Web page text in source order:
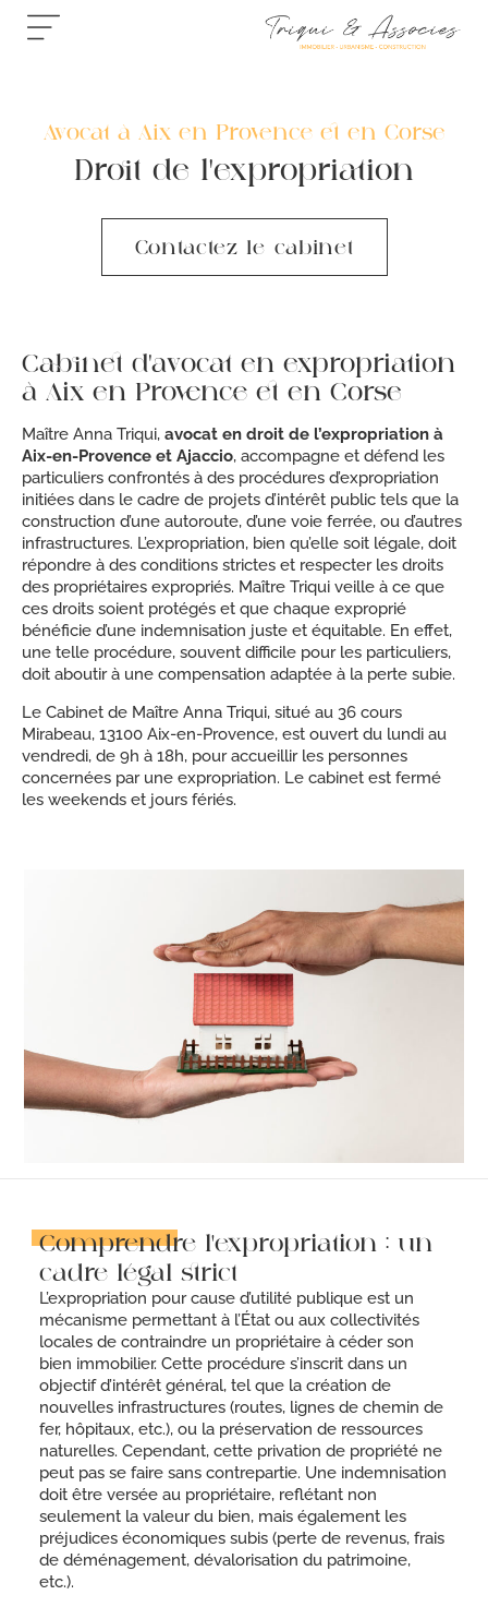
Avocat à Aix-en-Provence et en Corse
Droit de l'expropriation
Contactez le cabinet
Cabinet d’avocat en expropriation
à Aix-en-Provence et en Corse
Maître Anna Triqui, avocat en droit de l’expropriation à
Aix-en-Provence et Ajaccio, accompagne et défend les
particuliers confrontés à des procédures d’expropriation
initiées dans le cadre de projets d’intérêt public tels que la
construction d’une autoroute, d’une voie ferrée, ou d’autres
infrastructures. L’expropriation, bien qu’elle soit légale, doit
répondre à des conditions strictes et respecter les droits
des propriétaires expropriés. Maître Triqui veille à ce que
ces droits soient protégés et que chaque exproprié
bénéficie d’une indemnisation juste et équitable. En effet,
une telle procédure, souvent difficile pour les particuliers,
doit aboutir à une compensation adaptée à la perte subie.
Le Cabinet de Maître Anna Triqui, situé au 36 cours
Mirabeau, 13100 Aix-en-Provence, est ouvert du lundi au
vendredi, de 9h à 18h, pour accueillir les personnes
concernées par une expropriation. Le cabinet est fermé
les weekends et jours fériés.
Comprendre l'expropriation : un
cadre légal strict
L’expropriation pour cause d’utilité publique est un
mécanisme permettant à l’État ou aux collectivités
locales de contraindre un propriétaire à céder son
bien immobilier. Cette procédure s’inscrit dans un
objectif d’intérêt général, tel que la création de
nouvelles infrastructures (routes, lignes de chemin de
fer, hôpitaux, etc.), ou la préservation de ressources
naturelles. Cependant, cette privation de propriété ne
peut pas se faire sans contrepartie. Une indemnisation
doit être versée au propriétaire, reflétant non
seulement la valeur du bien, mais également les
préjudices économiques subis (perte de revenus, frais
de déménagement, dévalorisation du patrimoine,
etc.).